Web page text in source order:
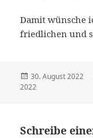
Damit wünsche
friedlichen und
Veröffentlicht
am
30. August 2022
2022
Schreibe